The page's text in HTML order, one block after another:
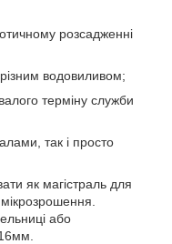
розсадженні
водовиливом;
терміну служби
так і просто
як магістраль для
або